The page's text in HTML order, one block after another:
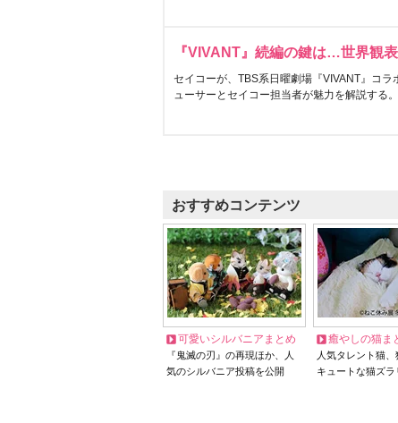
『VIVANT』続編の鍵は…世界観
セイコーが、TBS系日曜劇場『VIVANT』コ
ューサーとセイコー担当者が魅力を解説する。
おすすめコンテンツ
可愛いシルバニアまとめ
『鬼滅の刃』の再現ほか、人
気のシルバニア投稿を公開
癒やしの猫ま
人気タレント猫、
キュートな猫ズラ